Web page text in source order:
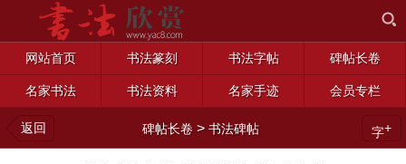
网站首页 书法篆刻 书法字帖 碑帖长卷
名家书法 书法资料 名家手迹 会员专栏
返回 碑帖长卷 >书法碑帖 字+